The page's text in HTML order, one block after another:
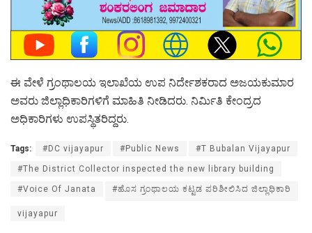
ಈ ವೇಳೆ ಗ್ರಂಥಾಲಯ ಇಲಾಖೆಯ ಉಪ ನಿರ್ದೇಶಕರಾದ ಅಜಯಕುಮಾರ
ಅವರು ಜಿಲ್ಲಾಧಿಕಾರಿಗಳಿಗೆ ಮಾಹಿತಿ ನೀಡಿದರು. ನಿರ್ಮಿತಿ ಕೇಂದ್ರದ
ಅಧಿಕಾರಿಗಳು ಉಪಸ್ಥಿತರಿದ್ದರು.
Tags: #DC vijayapur #Public News #T Bubalan Vijayapur
#The District Collector inspected the new library building
#Voice Of Janata #ಹೊಸ ಗ್ರಂಥಾಲಯ ಕಟ್ಟಡ ಪರಿಶೀಲಿಸಿದ ಜಿಲ್ಲಾಧಿಕಾರಿ
vijayapur